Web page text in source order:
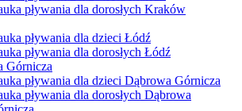
pływania dla dorosłych Kraków
pływania dla dzieci Łódź
pływania dla dorosłych Łódź
Górnicza
pływania dla dzieci Dąbrowa Górnicza
pływania dla dorosłych Dąbrowa